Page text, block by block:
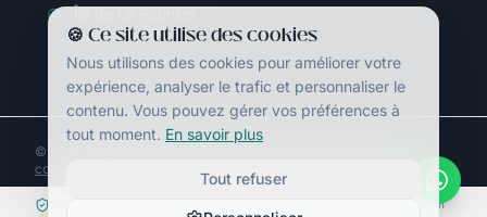
🍪 Ce site utilise des cookies
Nous utilisons des cookies pour améliorer votre
expérience, analyser le trafic et personnaliser le
contenu. Vous pouvez gérer vos préférences à
tout moment. En savoir plus
Tout refuser
Océan Indien
©
cosmopub.fr
Mentions légales CGVConfidentialité
Sans engagement à ce stade Paiement sécurisé Stripe Réponse en < 1h